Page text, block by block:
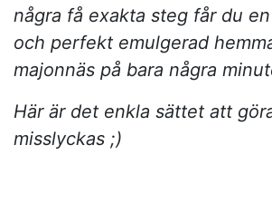
några få exakta steg får du
och perfekt emulgerad
majonnäs på bara några
Här är det enkla sättet att
misslyckas ;)